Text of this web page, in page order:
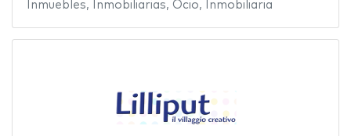
Inmuebles, Inmobiliarias, Ocio, Inmobiliaria